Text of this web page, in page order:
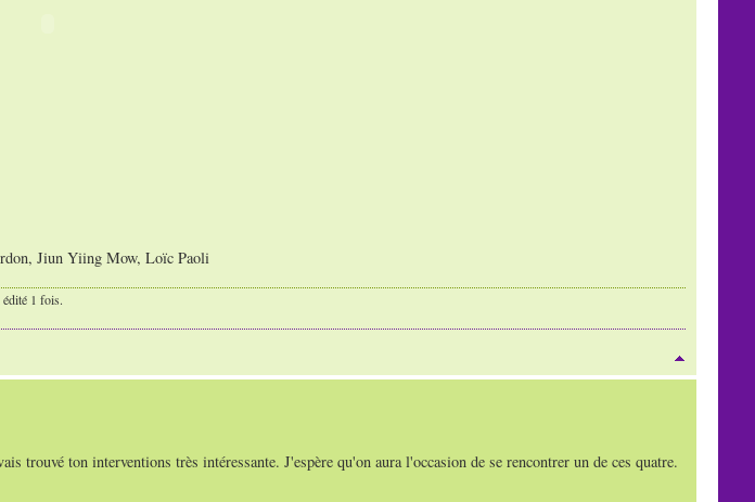
Jiun Yiing Mow, Loïc Paoli
1 fois.
trouvé ton interventions très intéressante. J'espère qu'on aura l'occasion de se rencontrer un de ces quatre.